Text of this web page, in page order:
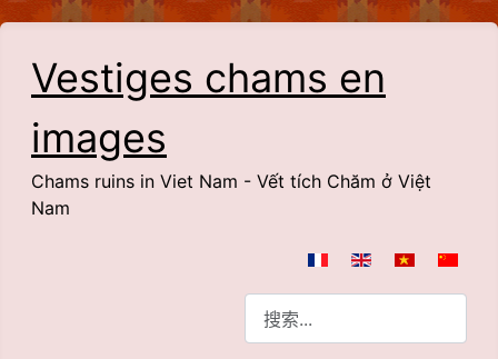
Vestiges chams en
images
Chams ruins in Viet Nam - Vết tích Chăm ở Việt
Nam
搜索